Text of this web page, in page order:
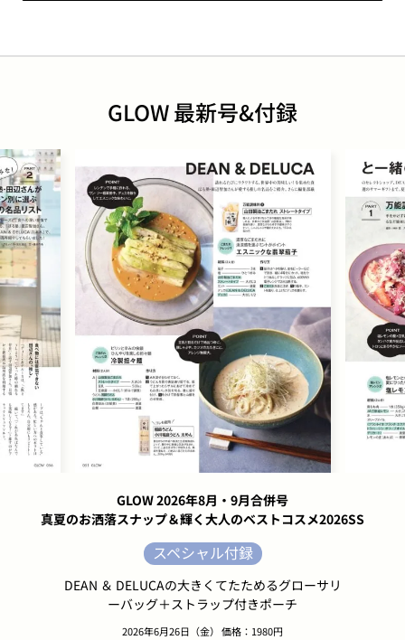
GLOW 最新号&付録
GLOW 2026年8月・9月合併号
真夏のお洒落スナップ＆輝く大人のベストコスメ2026SS
スペシャル付録
DEAN ＆ DELUCAの大きくてたためるグローサリ
ーバッグ＋ストラップ付きポーチ
2026年6月26日（金） 価格：1980円